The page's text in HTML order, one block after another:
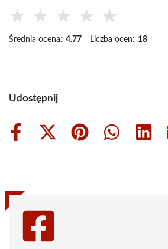
★ ★ ★ ★ ★
Średnia ocena: 4.77 Liczba ocen: 18
Udostępnij
Share
Share
(Twitter)
Share
Share
Share